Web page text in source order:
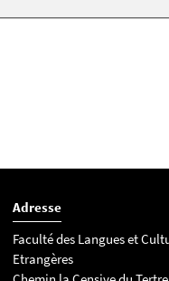
Adresse
Faculté des Langues et
Etrangères